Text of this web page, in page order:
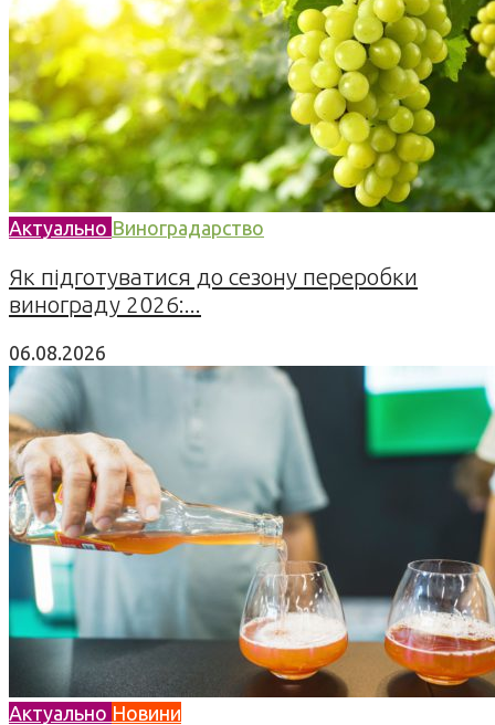
Актуально Виноградарство
Як підготуватися до сезону переробки
винограду 2026:...
06.08.2026
Актуально Новини